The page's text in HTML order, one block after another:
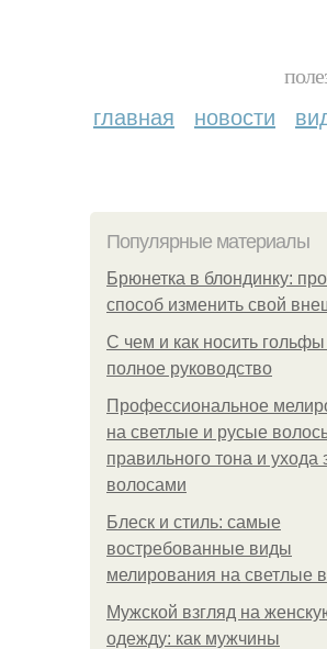
главная новости
Популярные материалы
Брюнетка в блондинку:
способ изменить свой
С чем и как носить гольфы
полное руководство
Профессиональное
на светлые и русые
правильного тона и ухода
волосами
Блеск и стиль: самые
востребованные виды
мелирования на светлые
Мужской взгляд на
одежду: как мужчины